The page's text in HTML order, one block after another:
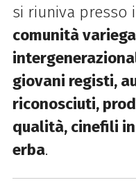
si riuniva presso
comunità
giovani registi,
riconosciuti,
qualità, cinefili
erba.